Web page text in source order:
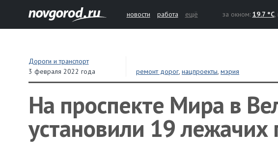
новости работа ещё за окном: 19.7 °C,
Дороги и транспорт
3 февраля 2022 года
ремонт дорог,нацпроекты,мэрия
На проспекте Мира в
установили 19 лежачих